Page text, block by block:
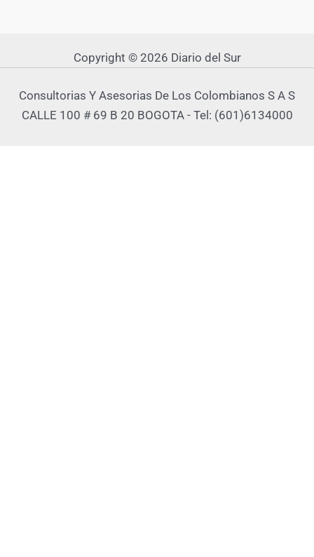
Copyright © 2026 Diario del Sur
Consultorias Y Asesorias De Los Colombianos S A S
CALLE 100 # 69 B 20 BOGOTA - Tel: (601)6134000